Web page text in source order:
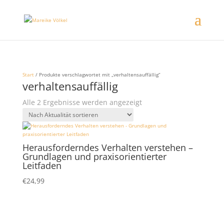
Start/ Produkte verschlagwortet mit „verhaltensauffällig“
verhaltensauffällig
Alle 2 Ergebnisse werden angezeigtNach
sortiert
Herausforderndes Verhalten verstehen –
Grundlagen und praxisorientierter
Leitfaden
€24,99